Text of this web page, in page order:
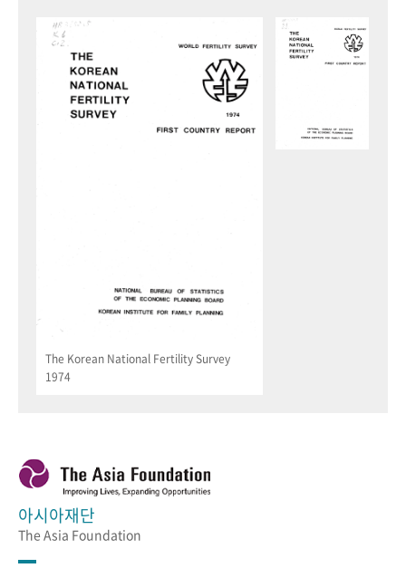
The Korean National Fertility Survey
1974
아시아재단
The Asia Foundation